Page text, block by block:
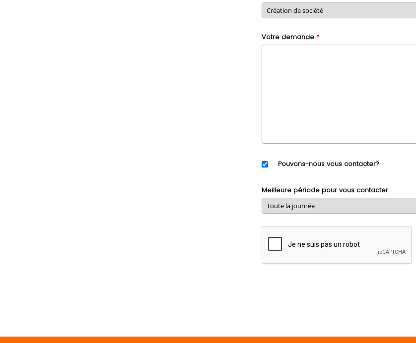
Votre demande *
Pouvons-nous vous contacter?
Meilleure période pour vous contacter